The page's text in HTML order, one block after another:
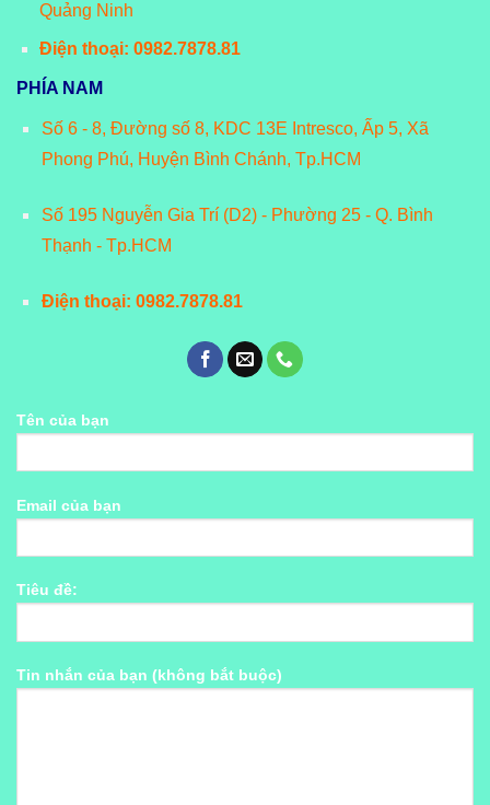
Quảng Ninh
Điện thoại: 0982.7878.81
PHÍA NAM
Số 6 - 8, Đường số 8, KDC 13E Intresco, Ấp 5, Xã
Phong Phú, Huyện Bình Chánh, Tp.HCM
Số 195 Nguyễn Gia Trí (D2) - Phường 25 - Q. Bình
Thạnh - Tp.HCM
Điện thoại: 0982.7878.81
Tên của bạn
Email của bạn
Tiêu đề:
Tin nhắn của bạn (không bắt buộc)